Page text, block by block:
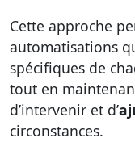
Cette approche
automatisations
spécifiques de
tout en
d’intervenir et d’
circonstances.